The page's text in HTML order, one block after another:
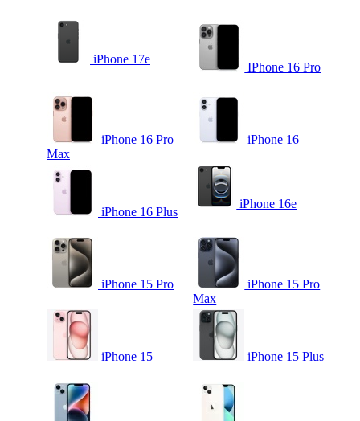
iPhone 17e
IPhone 16 Pro
iPhone 16 Pro
Max
iPhone 16
iPhone 16 Plus
iPhone 16e
iPhone 15 Pro
iPhone 15 Pro
Max
iPhone 15 iPhone 15 Plus